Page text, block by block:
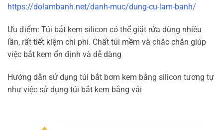
https://dolambanh.net/danh-muc/dung-cu-lam-banh/
Ưu điểm: Túi bắt kem silicon có thể giặt rửa dùng nhiều
lần, rất tiết kiệm chi phí. Chất túi mềm và chắc chắn giúp
việc bắt kem ổn định và dễ dàng
Hướng dẫn sử dụng túi bắt bơm kem bằng silicon tương tự
như việc sử dụng túi bắt kem bằng vải